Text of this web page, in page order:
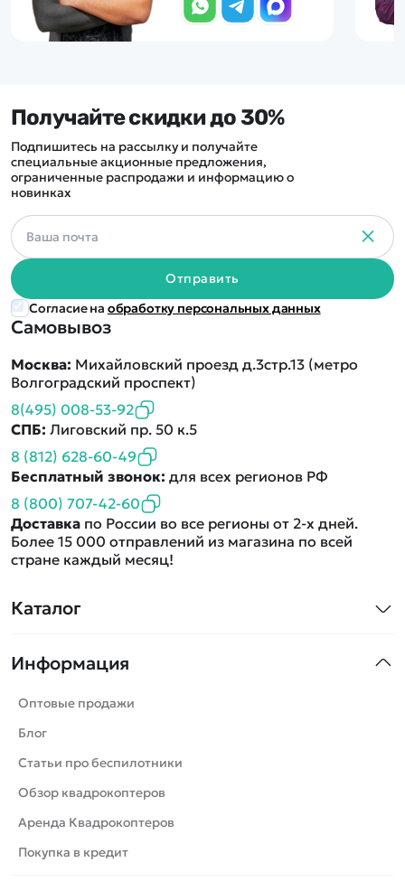
Каталог
Машинки
Танки
Вертолеты
Катера
Роботы
Самолеты
Сборные модели
Информация
Оптовые продажи
Блог
Статьи про беспилотники
Обзор квадрокоптеров
Аренда Квадрокоптеров
Покупка в кредит
Самовывоз
Москва: Михайловский проезд д.3стр.13 (метро
Волгоградский проспект)
8(495) 008-53-92
СПБ: Лиговский пр. 50 к.5
8 (812) 628-60-49
Бесплатный звонок: для всех регионов РФ
8 (800) 707-42-60
Доставка по России во все регионы от 2-х дней.
Более 15 000 отправлений из магазина по всей
стране каждый месяц!
Получайте скидки до 30%
Подпишитесь на рассылку и получайте
специальные акционные предложения,
ограниченные распродажи и информацию о
новинках
Отправить
Согласие на обработку персональных данных